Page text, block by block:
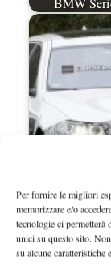
Per fornire le migliori
memorizzare e/o
tecnologie ci
unici su questo sito.
su alcune caratteristiche
Foto spia